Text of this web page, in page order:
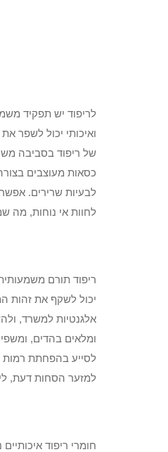
לריפוד יש תפקיד
ואיכותי יכול לשפר
של ריפוד בסביבה
כסאות מעוצבים
לבעיות שרירים.
לחוות אי נוחות, מה
ריפוד תורם
יכול לשקף את זהות
אלגנטיות למשרד,
ומלאים בהדים,
לסייע בהפחתת רמות
למזער הסחות דעת,
חומרי ריפוד